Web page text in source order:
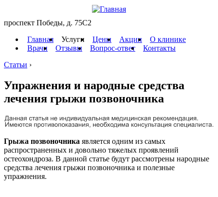
проспект Победы, д. 75C2
Главная
Услуги Цены Акции
О клинике
Врачи
Отзывы Вопрос-ответ
Контакты
Статьи ›
Упражнения и народные средства
лечения грыжи позвоночника
Грыжа позвоночника является одним из самых
распространенных и довольно тяжелых проявлений
остеохондроза. В данной статье будут рассмотрены народные
средства лечения грыжи позвоночника и полезные
упражнения.